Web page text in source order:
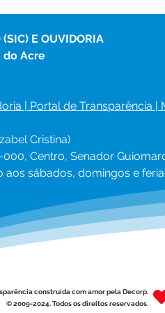
atendimentos no
Santa Maria
E OUVIDORIA
do Acre
| Portal de Transparência |
Cristina)
000, Centro, Senador
aos sábados, domingos e
construída com amor pela Decorp.
© 2009-2024. Todos os direitos reservados.